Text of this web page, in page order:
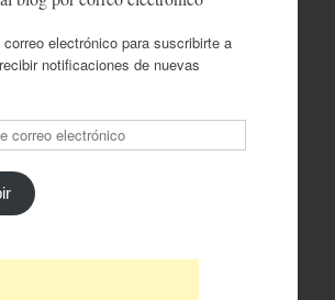
electrónico para suscribirte a
notificaciones de nuevas